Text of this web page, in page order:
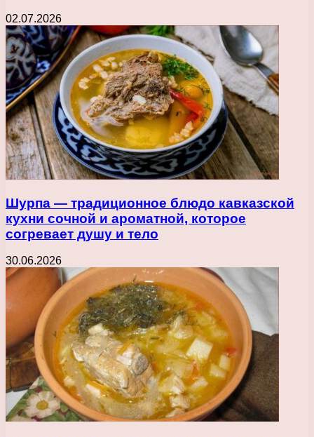
02.07.2026
Шурпа — традиционное блюдо кавказской
кухни сочной и ароматной, которое
согревает душу и тело
30.06.2026